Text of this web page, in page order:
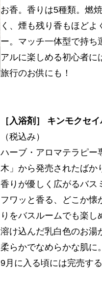
お香。香りは5種類。燃
く、煙も残り香もほどよ
ー。マッチ一体型で持ち
アルに楽しめる初心者に
旅行のお供にも！
［入浴剤］ キンモクセ
（税込み）
ハーブ・アロマテラピー
木」から発売されたばか
香りが優しく広がるバス
フワッと香る、どこか懐
りをバスルームでも楽し
溶け込んだ乳白色のお湯
柔らかでなめらかな肌に。
9月に入る頃には完売す